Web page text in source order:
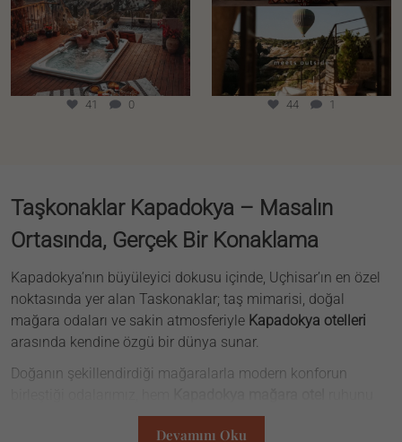
41 0
41 0
44
44 1
Taşkonaklar Kapadokya – Masalın
Ortasında, Gerçek Bir Konaklama
Kapadokya’nın büyüleyici dokusu içinde, Uçhisar’ın en özel
noktasında yer alan Taskonaklar; taş mimarisi, doğal
mağara odaları ve sakin atmosferiyle Kapadokya otelleri
arasında kendine özgü bir dünya sunar.
Doğanın şekillendirdiği mağaralarla modern konforun
taşır hem de butik detaylarla unutulmaz bir deneyim yaşatır.
Jakuzili oda seçenekleriyle romantik anlar arayan misafirler
Devamını Oku